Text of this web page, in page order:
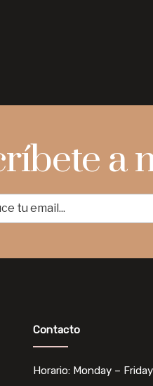
a
Contacto
Horario: Monday –